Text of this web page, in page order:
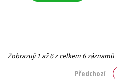
Zobrazuji 1 až 6 z celkem 6 záznamů
Předchozí